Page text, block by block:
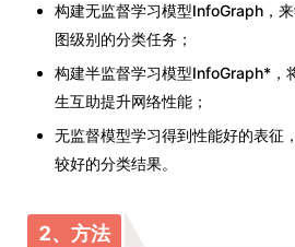
构建无监督学习模型InfoGraph，
图级别的分类任务；
构建半监督学习模型InfoGraph*，
生互助提升网络性能；
无监督模型学习得到性能好的表征
较好的分类结果。
2、方法